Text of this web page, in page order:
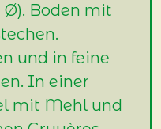
Ø). Boden mit
und in feine
In einer
mit Mehl und